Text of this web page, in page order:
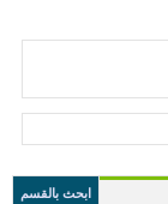
ابحث بالقسم